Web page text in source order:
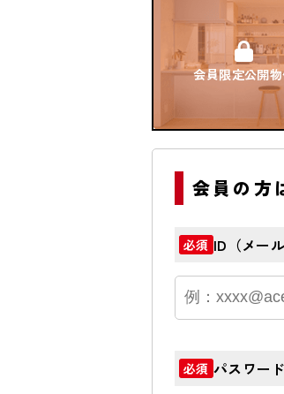
会員限定公開
会員の方
必須 ID（メー
必須 パスワード